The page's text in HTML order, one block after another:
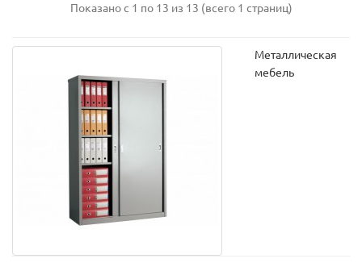
Показано с 1 по 13 из 13 (всего 1 страниц)
Металлическая
мебель